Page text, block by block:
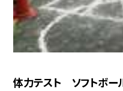
体力テスト ソフトボー